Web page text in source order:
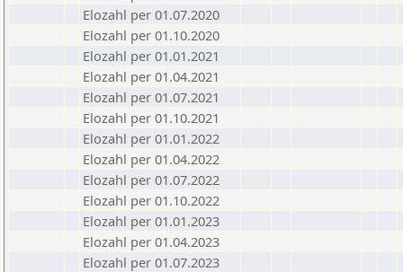
Elozahl per 01.07.2020
Elozahl per 01.10.2020
Elozahl per 01.01.2021
Elozahl per 01.04.2021
Elozahl per 01.07.2021
Elozahl per 01.10.2021
Elozahl per 01.01.2022
Elozahl per 01.04.2022
Elozahl per 01.07.2022
Elozahl per 01.10.2022
Elozahl per 01.01.2023
Elozahl per 01.04.2023
Elozahl per 01.07.2023